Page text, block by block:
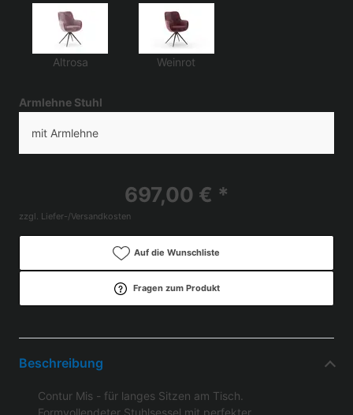
Altrosa Weinrot
Armlehne Stuhl
mit Armlehne
697,00 € *
zzgl. Liefer-/Versandkosten
Auf die Wunschliste
Fragen zum Produkt
Beschreibung
Contur Mis - für langes Sitzen am Tisch.
Formvollendeter Stuhlsessel mit perfekter